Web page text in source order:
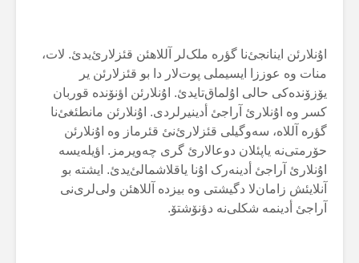
اۇنلارئن اینانجئ‌نا گؤرە ملک‌لر آللاهئن قئزلارئ‌یدئ. لات،
منات وە عوززا ایسیملی پوت‌لار دا بو قئزلارئن یر
یۆزۆندەکی حالی اۇلماق‌تایدئ. اۇنلارئن اؤنۆندە قوربان
کسر وە اۇنلارئ آراجئ أدینیرلردی. اۇنلارئن مانطئغئ‌نا
گؤرە آللاە، سەوگیلی قئزلارئ‌نئ قئرماز وە اۇنلارئن
حۆرمتی‌نە یاپئلان دوعالارئ گری چەویرمز. اؤیلەیسە
اۇنلارئ آراجئ أدینەرک اۇنا یاقلاشمالئ‌یدئ. ایشتە بو
آنلایئش زامان‌لا دگیشتی وە بیزدە آللاهئن ولی‌لری‌نی
آراجئ أدینمە شکلی‌نە دؤنۆشتۆ.